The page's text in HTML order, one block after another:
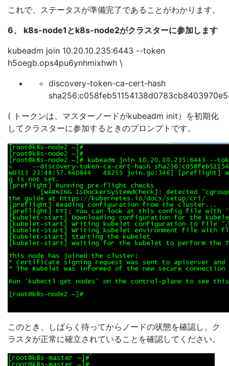
これで、ステータスが準備完了であることがわかります。
6、 k8s-node1とk8s-node2がクラスターに参加します
kubeadm join 10.20.10.235:6443 --token
h5oegb.ops4pu6ynhmixhwh \
discovery-token-ca-cert-hash
( トークンは、マスターノードがkubeadm init）を初期化
してクラスターに参加するときのプロンプトです。
このとき、しばらく待ってからノードの状態を確認し、ク
ラスタが正常に確立されていることを確認してください。